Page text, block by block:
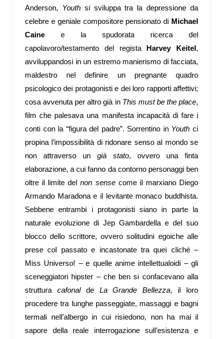
Anderson, Youthsi sviluppa tra la depressione da
celebre e geniale compositore pensionato di Michael
Caine e la spudorata ricerca del
capolavoro/testamento del regista Harvey Keitel,
avviluppandosi in un estremo manierismo di facciata,
maldestro nel definire un pregnante quadro
psicologico dei protagonisti e dei loro rapporti affettivi;
cosa avvenuta per altro già in This must be the place,
film che palesava una manifesta incapacità di fare i
conti con la “figura del padre”. Sorrentino in Youthci
propina l’impossibilità di ridonare senso al mondo se
non attraverso un già stato, ovvero una finta
elaborazione, a cui fanno da contorno personaggi ben
oltre il limite delnon sensecome il marxiano Diego
Armando Maradona e il levitante monaco buddhista.
Sebbene entrambi i protagonisti siano in parte la
naturale evoluzione di Jep Gambardella e del suo
blocco dello scrittore, ovvero solitudini egoiche alle
prese col passato e incastonate tra quei cliché –
Miss Universo! – e quelle anime intellettualoidi – gli
sceneggiatori hipster – che ben si confacevano alla
struttura cafonalde La Grande Bellezza, il loro
procedere tra lunghe passeggiate, massaggi e bagni
termali nell’albergo in cui risiedono, non ha mai il
sapore della reale interrogazione sull’esistenza e